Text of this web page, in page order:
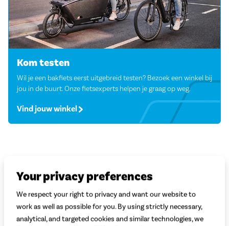
Kom testen
Wil je een bakfiets eerst uitgebreid testen? Bezoek een winkel bij
jou in de buurt. Onze fietsexperts helpen je graag op weg.
Vind jouw winkel
Your privacy preferences
We respect your right to privacy and want our website to
work as well as possible for you. By using strictly necessary,
analytical, and targeted cookies and similar technologies, we